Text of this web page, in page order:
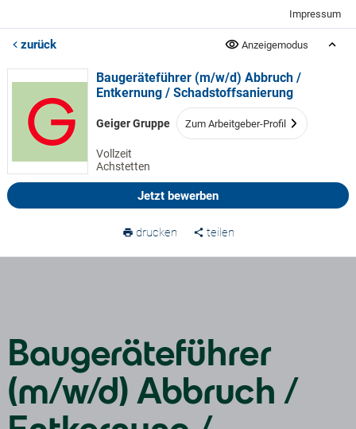
Impressum
zurück Anzeigemodus
Baugeräteführer (m/w/d) Abbruch /
Entkernung / Schadstoffsanierung
Geiger Gruppe Zum Arbeitgeber-Profil
Vollzeit
Achstetten
Jetzt bewerben
drucken teilen